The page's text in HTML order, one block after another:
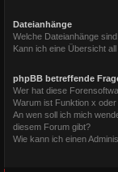
Dateianhänge
Welche Dateianhänge
Kann ich eine Übersicht
phpBB betreffende
Wer hat diese
Warum ist Funktion x
An wen soll ich mich
diesem Forum gibt?
Wie kann ich einen